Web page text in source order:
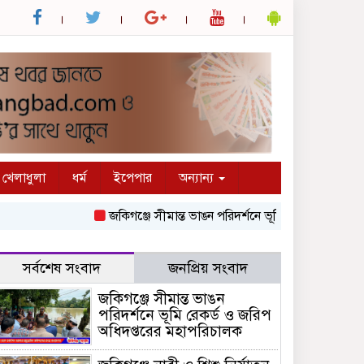
খেলাধুলা ধর্ম ইপেপার অন্যান্য
জকিগঞ্জে সীমান্ত ভাঙন পরিদর্শনে ভূমি রেকর্ড ও জরিপ
সর্বশেষ সংবাদ জনপ্রিয় সংবাদ
জকিগঞ্জে সীমান্ত ভাঙন
পরিদর্শনে ভূমি রেকর্ড ও জরিপ
অধিদপ্তরের মহাপরিচালক